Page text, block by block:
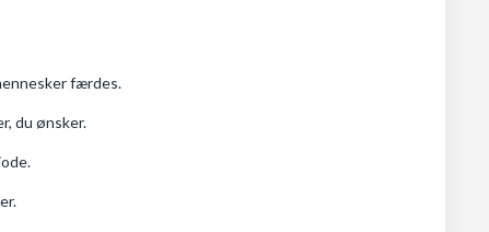
færdes.
du ønsker.